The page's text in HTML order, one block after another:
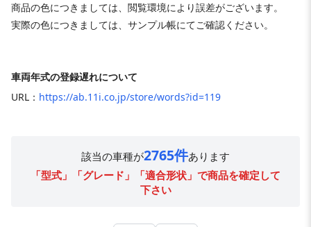
商品の色につきましては、閲覧環境により誤差がございます。
実際の色につきましては、サンプル帳にてご確認ください。
車両年式の登録遅れについて
URL： https://ab.11i.co.jp/store/words?id=119
該当の車種が2765件あります
「型式」「グレード」「適合形状」で商品を確定して
下さい